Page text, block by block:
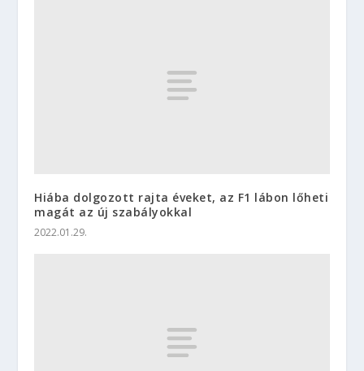
Hiába dolgozott rajta éveket, az F1 lábon lőheti
magát az új szabályokkal
2022.01.29.